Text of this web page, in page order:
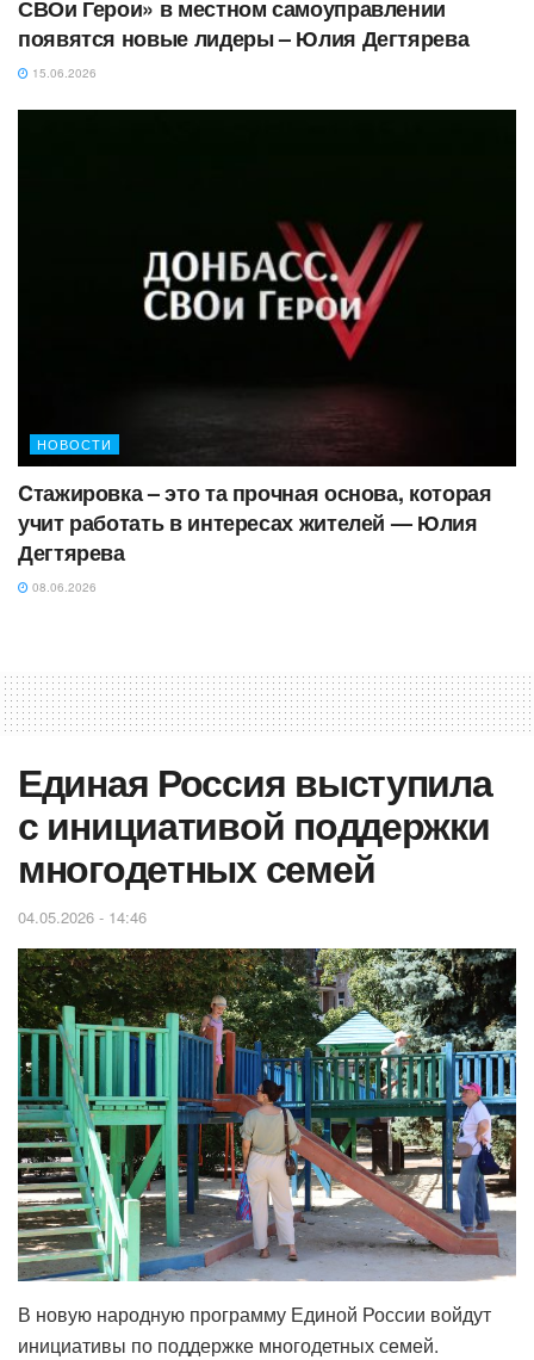
СВОи Герои» в местном самоуправлении
появятся новые лидеры – Юлия Дегтярева
15.06.2026
НОВОСТИ
Cтажировка – это та прочная основа, которая
учит работать в интересах жителей — Юлия
Дегтярева
08.06.2026
Единая Россия выступила
с инициативой поддержки
многодетных семей
04.05.2026 - 14:46
В новую народную программу Единой России войдут
инициативы по поддержке многодетных семей.